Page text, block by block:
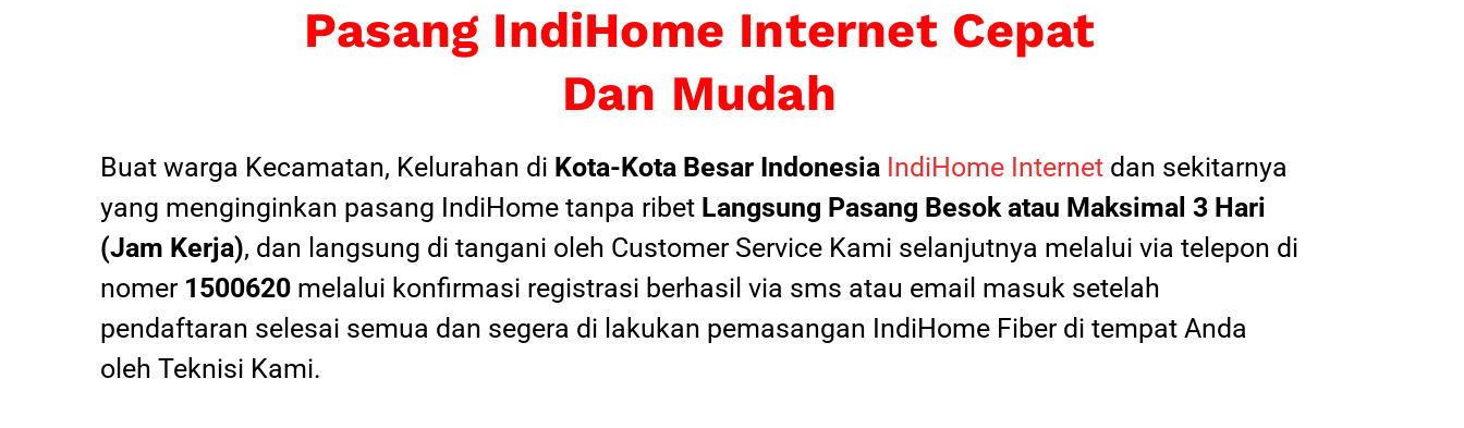
Pasang IndiHome Internet Cepat
Dan Mudah
Buat warga Kecamatan, Kelurahan di Kota-Kota Besar Indonesia IndiHome Internet dan sekitarnya
yang menginginkan pasang IndiHome tanpa ribet Langsung Pasang Besok atau Maksimal 3 Hari
(Jam Kerja), dan langsung di tangani oleh Customer Service Kami selanjutnya melalui via telepon di
nomer 1500620 melalui konfirmasi registrasi berhasil via sms atau email masuk setelah
pendaftaran selesai semua dan segera di lakukan pemasangan IndiHome Fiber di tempat Anda
oleh Teknisi Kami.